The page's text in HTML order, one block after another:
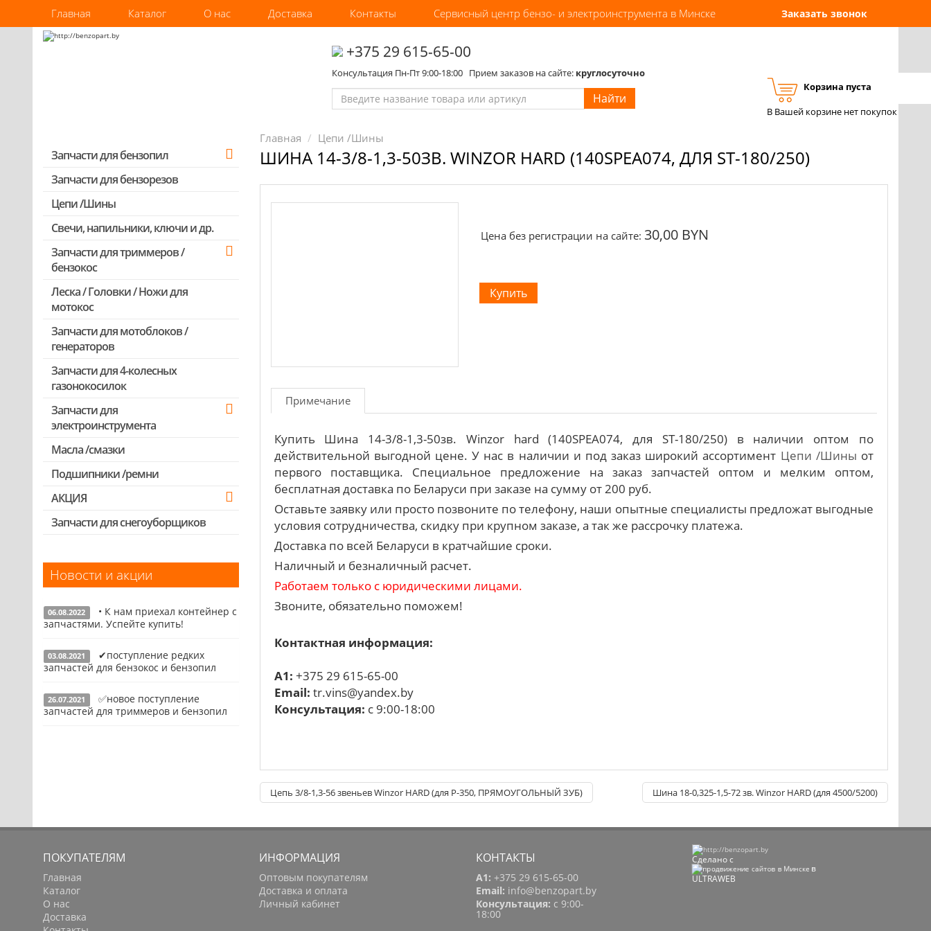
Заказать звонок
Главная Каталог О нас Доставка Контакты Сервисный центр бензо- и электроинструмента в Минске
‎+375 29 615-65-00
Консультация Пн-Пт 9:00-18:00 Прием заказов на сайте: круглосуточно
Корзина пуста
В Вашей корзине нет покупок
Найти Вход Регистрация
Запчасти для бензопил
Запчасти для бензопил Stihl
Запчасти для бензопил Husqvarna,
Запчасти для Китайских бензопил
Запчасти для бензопил Oleo-mac,
Echo и др.
Запчасти для бензорезов
Цепи /Шины
Свечи, напильники, ключи и др.
Запчасти для триммеров /
бензокос
Запчасти для Китайских триммеров
Запчасти для мотокос Stihl
/Husqvarna /Oleo-mac /Echo и др.
Леска / Головки / Ножи для
мотокос
Запчасти для мотоблоков /
генераторов
Запчасти для 4-колесных
газонокосилок
Запчасти для
электроинструмента
Двигатели, редукторы для
Патроны для шуруповертов /
перфораторов
Выключатели, переключатели
Запчасти для УШМ (болгарок)
другие
Якоря, статоры
Щётки, щёточные узлы
Масла /смазки
Подшипники /ремни
АКЦИЯ
Скидка 50%
Запчасти для снегоуборщиков
Новости и акции
06.08.2022
• К нам приехал контейнер с
запчастями. Успейте купить!
Подробнее
03.08.2021
✔поступление редких
запчастей для бензокос и бензопил
Подробнее
26.07.2021
✅новое поступление
запчастей для триммеров и бензопил
Главная Цепи /Шины
ШИНА 14-3/8-1,3-50ЗВ. WINZOR HARD (140SPEA074, ДЛЯ ST-180/250)
Цена без регистрации на сайте: 30,00 BYN
Примечание
Купить Шина 14-3/8-1,3-50зв. Winzor hard (140SPEA074, для ST-180/250) в наличии оптом по
действительной выгодной цене. У нас в наличии и под заказ широкий ассортимент Цепи /Шины от
первого поставщика. Специальное предложение на заказ запчастей оптом и мелким оптом,
бесплатная доставка по Беларуси при заказе на сумму от 200 руб.
Оставьте заявку или просто позвоните по телефону, наши опытные специалисты предложат выгодные
условия сотрудничества, скидку при крупном заказе, а так же рассрочку платежа.
Доставка по всей Беларуси в кратчайшие сроки.
Наличный и безналичный расчет.
Работаем только с юридическими лицами.
Звоните, обязательно поможем!
Контактная информация:
A1: +375 29 615-65-00
Email: tr.vins@yandex.by
Консультация: с 9:00-18:00
Цепь 3/8-1,3-56 звеньев Winzor HARD (для P-350, ПРЯМОУГОЛЬНЫЙ ЗУБ) Шина 18-0,325-1,5-72 зв. Winzor HARD (для 4500/5200)
ПОКУПАТЕЛЯМ
Главная
Каталог
О нас
Доставка
ИНФОРМАЦИЯ
Оптовым покупателям
Доставка и оплата
Личный кабинет
КОНТАКТЫ
A1: +375 29 615-65-00
Email: info@benzopart.by
Консультация: с 9:00-
18:00
Сделано с
в
ULTRAWEB